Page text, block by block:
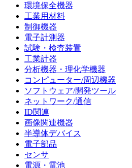
環境保全機器
工業用材料
制御機器
電子計測器
試験・検査装置
工業計器
分析機器・理化学機器
コンピューター/周辺機器
ソフトウェア/開発ツール
ネットワーク/通信
ID関連
画像関連機器
半導体デバイス
電子部品
センサ
電源・電池